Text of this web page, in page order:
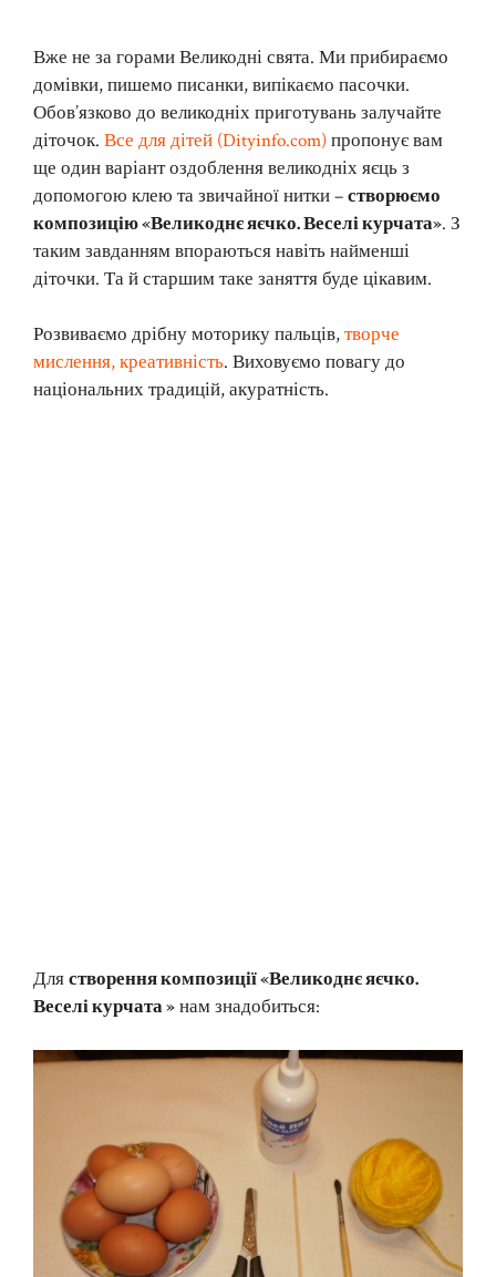
Вже не за горами Великодні свята. Ми прибираємо
домівки, пишемо писанки, випікаємо пасочки.
Обов’язково до великодніх приготувань залучайте
діточок. Все для дітей (Dityinfo.com)пропонує вам
ще один варіант оздоблення великодніх яєць з
допомогою клею та звичайної нитки –створюємо
композицію «Великоднє яєчко. Веселі курчата». З
таким завданням впораються навіть найменші
діточки. Та й старшим таке заняття буде цікавим.
Розвиваємо дрібну моторику пальців,творче
мислення, креативність. Виховуємо повагу до
національних традицій, акуратність.
Длястворення композиції «Великоднє яєчко.
Веселі курчата »нам знадобиться: